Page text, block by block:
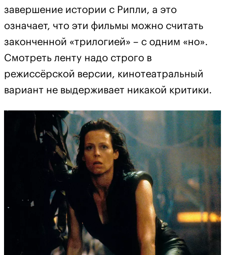
завершение истории с Рипли, а это
означает, что эти фильмы можно считать
законченной «трилогией» – с одним «но».
Смотреть ленту надо строго в
режиссёрской версии, кинотеатральный
вариант не выдерживает никакой критики.